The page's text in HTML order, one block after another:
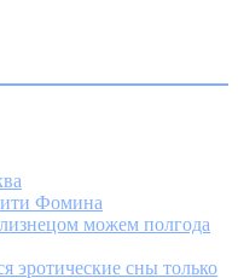
Фомина
можем полгода
эротические сны только